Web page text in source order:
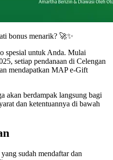
bonus menarik? 🚀✨
spesial untuk Anda. Mulai
setiap pendanaan di Celengan
mendapatkan MAP e-Gift
akan berdampak langsung bagi
dan ketentuannya di bawah
sudah mendaftar dan